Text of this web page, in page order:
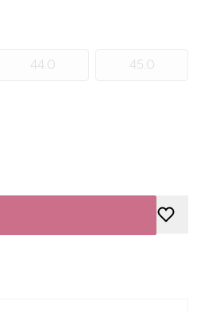
44.0 45.0